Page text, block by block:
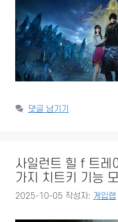
댓글 남기기
사일런트 힐 f 트레
가지 치트키 기능
2025-10-05 작성자: 게입랩